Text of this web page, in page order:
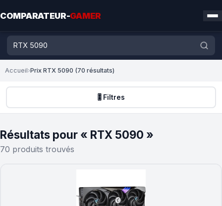
COMPARATEUR-GAMER
Accueil›Prix RTX 5090 (70 résultats)
🎚️ Filtres
Résultats pour « RTX 5090 »
70 produits trouvés